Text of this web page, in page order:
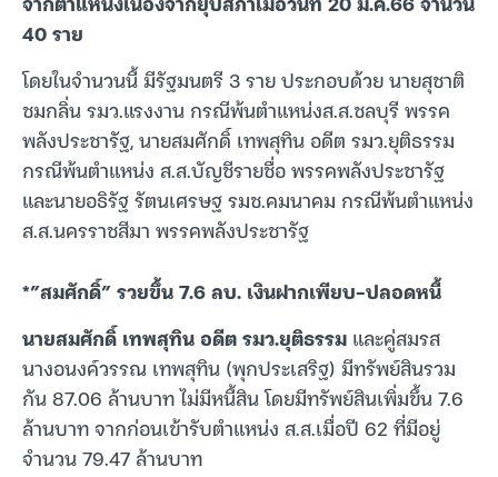
40 ราย
โดยในจำนวนนี้ มีรัฐมนตรี 3 ราย ประกอบด้วย นายสุชาติ
ชมกลิ่น รมว.แรงงาน กรณีพ้นตำแหน่งส.ส.ชลบุรี พรรค
พลังประชารัฐ, นายสมศักดิ์ เทพสุทิน อดีต รมว.ยุติธรรม
กรณีพ้นตำแหน่ง ส.ส.บัญชีรายชื่อ พรรคพลังประชารัฐ
และนายอธิรัฐ รัตนเศรษฐ รมช.คมนาคม กรณีพ้นตำแหน่ง
ส.ส.นครราชสีมา พรรคพลังประชารัฐ
*”สมศักดิ์” รวยขึ้น 7.6 ลบ. เงินฝากเพียบ-ปลอดหนี้
นายสมศักดิ์ เทพสุทิน อดีต รมว.ยุติธรรม และคู่สมรส
นางอนงค์วรรณ เทพสุทิน (พุกประเสริฐ) มีทรัพย์สินรวม
กัน 87.06 ล้านบาท ไม่มีหนี้สิน โดยมีทรัพย์สินเพิ่มขึ้น 7.6
ล้านบาท จากก่อนเข้ารับตำแหน่ง ส.ส.เมื่อปี 62 ที่มีอยู่
จำนวน 79.47 ล้านบาท